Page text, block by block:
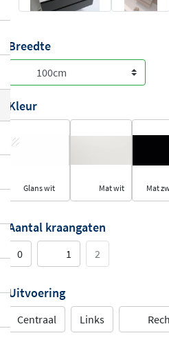
Breedte
Kleur
Glans wit Mat wit Mat
Aantal kraangaten
0 1 2
Uitvoering
Centraal Links